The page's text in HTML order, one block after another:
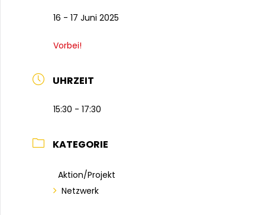
16 - 17 Juni 2025
Vorbei!
UHRZEIT
15:30 - 17:30
KATEGORIE
Aktion/Projekt
Netzwerk